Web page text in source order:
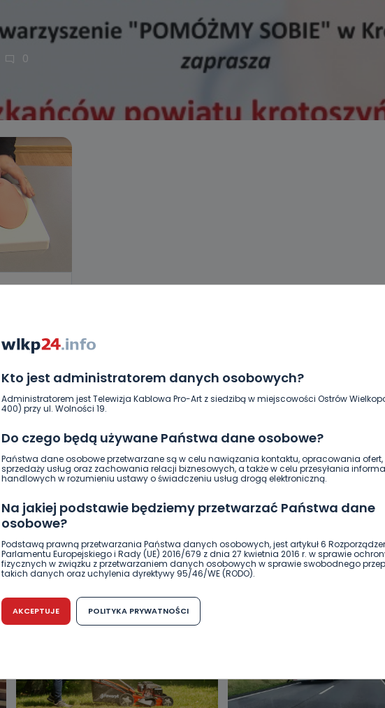
Kto jest administratorem danych osobowych?
Administratorem jest Telewizja Kablowa Pro-Art z siedzibą w miejscowości Ostrów
400) przy ul. Wolności 19.
Do czego będą używane Państwa dane osobowe?
Państwa dane osobowe przetwarzane są w celu nawiązania kontaktu, opracowania ofert,
sprzedaży usług oraz zachowania relacji biznesowych, a także w celu przesyłania
handlowych w rozumieniu ustawy o świadczeniu usług drogą elektroniczną.
Na jakiej podstawie będziemy przetwarzać Państwa dane
osobowe?
Podstawą prawną przetwarzania Państwa danych osobowych, jest artykuł 6
Parlamentu Europejskiego i Rady (UE) 2016/679 z dnia 27 kwietnia 2016 r. w sprawie
fizycznych w związku z przetwarzaniem danych osobowych w sprawie swobodnego
takich danych oraz uchylenia dyrektywy 95/46/WE (RODO).
Czy jest możliwość cofnięcia zgody?
Podanie danych osobowych jest dobrowolne, nie jest wymogiem ustawowym lub
Kiedy i komu możemy przekazać Państwa dane?
AKCEPTUJE POLITYKA PRYWATNOŚCI
0
1
EDUKACJA
SAMORZĄD ŚRODOWISKO WASZE INFO WSZYSTKICH ŚWIĘTYCH